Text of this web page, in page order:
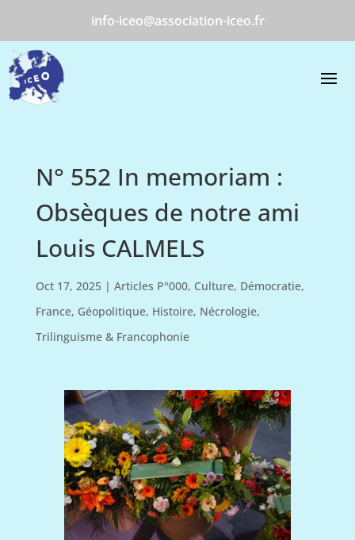
info-iceo@association-iceo.fr
N° 552 In memoriam :
Obsèques de notre ami
Louis CALMELS
Oct 17, 2025| Articles P°000, Culture, Démocratie,
France, Géopolitique, Histoire, Nécrologie,
Trilinguisme & Francophonie